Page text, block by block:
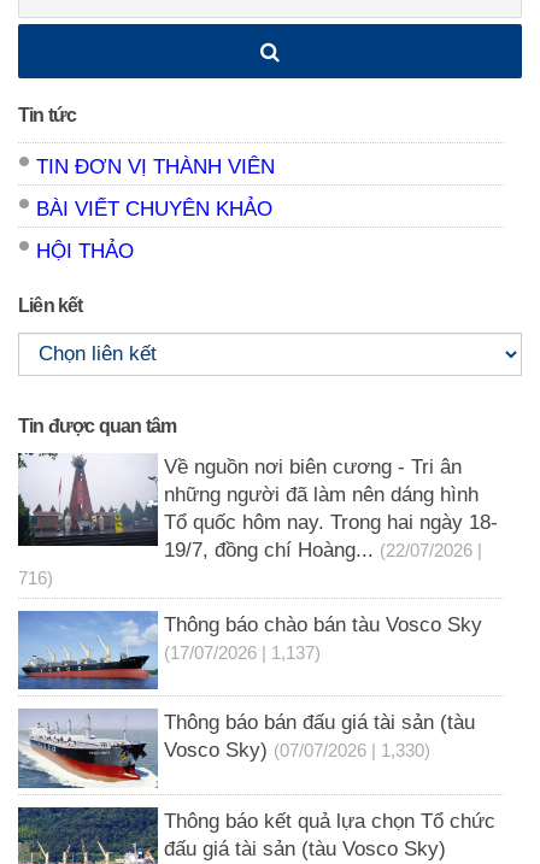
Tin tức
TIN ĐƠN VỊ THÀNH VIÊN
BÀI VIẾT CHUYÊN KHẢO
HỘI THẢO
Liên kết
Tin được quan tâm
Về nguồn nơi biên cương - Tri ân
những người đã làm nên dáng hình
Tổ quốc hôm nay. Trong hai ngày 18-
19/7, đồng chí Hoàng... (22/07/2026 |
716)
Thông báo chào bán tàu Vosco Sky
(17/07/2026 | 1,137)
Thông báo bán đấu giá tài sản (tàu
Vosco Sky) (07/07/2026 | 1,330)
Thông báo kết quả lựa chọn Tổ chức
đấu giá tài sản (tàu Vosco Sky)